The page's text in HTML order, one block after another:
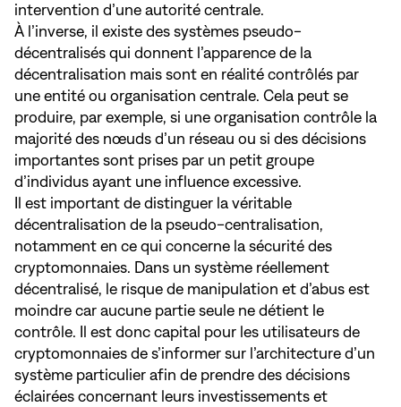
intervention d’une autorité centrale.
À l’inverse, il existe des systèmes pseudo-
décentralisés qui donnent l’apparence de la
décentralisation mais sont en réalité contrôlés par
une entité ou organisation centrale. Cela peut se
produire, par exemple, si une organisation contrôle la
majorité des nœuds d’un réseau ou si des décisions
importantes sont prises par un petit groupe
d’individus ayant une influence excessive.
Il est important de distinguer la véritable
décentralisation de la pseudo-centralisation,
notamment en ce qui concerne la sécurité des
cryptomonnaies. Dans un système réellement
décentralisé, le risque de manipulation et d’abus est
moindre car aucune partie seule ne détient le
contrôle. Il est donc capital pour les utilisateurs de
cryptomonnaies de s’informer sur l’architecture d’un
système particulier afin de prendre des décisions
éclairées concernant leurs investissements et